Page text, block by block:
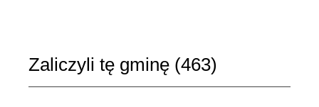
Zaliczyli tę gminę (463)